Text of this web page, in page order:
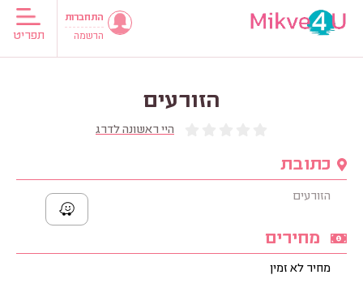
תפריט
התחברות
הרשמה
הזורעים
היי ראשונה לדרג
כתובת
הזורעים
מחירים
מחיר לא זמין